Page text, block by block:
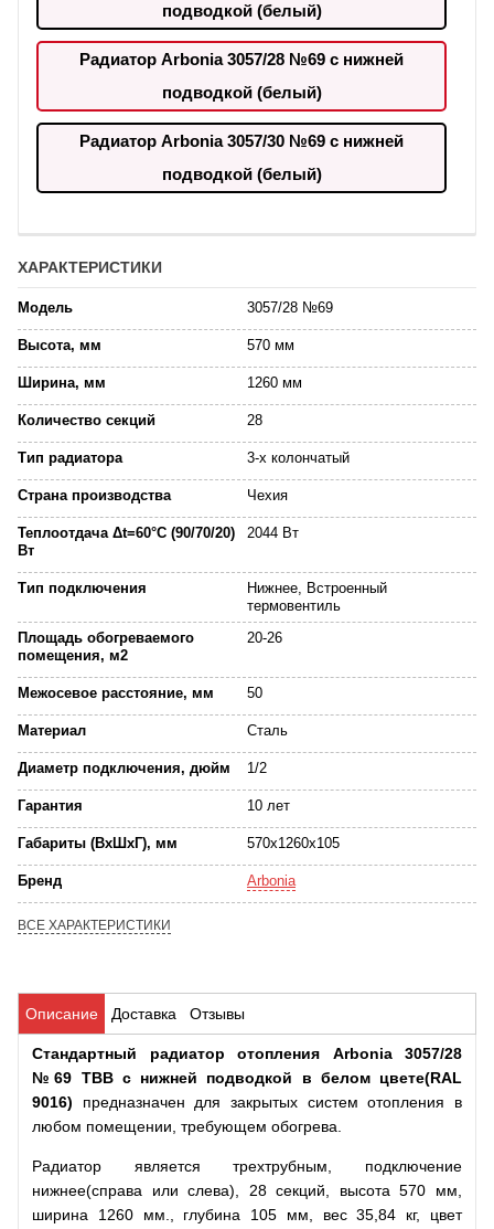
подводкой (белый)
Радиатор Arbonia 3057/28 №69 с нижней
подводкой (белый)
Радиатор Arbonia 3057/30 №69 с нижней
подводкой (белый)
ХАРАКТЕРИСТИКИ
Модель 3057/28 №69
Высота, мм 570 мм
Ширина, мм 1260 мм
Количество секций 28
Тип радиатора 3-х колончатый
Страна производства Чехия
Теплоотдача Δt=60°C (90/70/20)
Вт
2044 Вт
Тип подключения
Нижнее, Встроенный
термовентиль
Площадь обогреваемого
помещения, м2
20-26
Межосевое расстояние, мм 50
Материал Сталь
Диаметр подключения, дюйм 1/2
Гарантия 10 лет
Габариты (ВхШхГ), мм 570x1260x105
Бренд Arbonia
ВСЕ ХАРАКТЕРИСТИКИ
Описание Доставка Отзывы
Стандартный радиатор отопления Arbonia 3057/28
№69 ТВВ с нижней подводкой в белом цвете(RAL
9016) предназначен для закрытых систем отопления в
любом помещении, требующем обогрева.
Радиатор является трехтрубным, подключение
нижнее(справа или слева), 28 секций, высота 570 мм,
ширина 1260 мм., глубина 105 мм, вес 35,84 кг, цвет